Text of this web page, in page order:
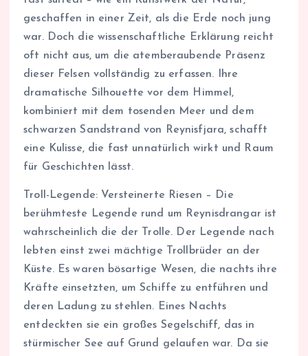
geschaffen in einer Zeit, als die Erde noch jung
war. Doch die wissenschaftliche Erklärung reicht
oft nicht aus, um die atemberaubende Präsenz
dieser Felsen vollständig zu erfassen. Ihre
dramatische Silhouette vor dem Himmel,
kombiniert mit dem tosenden Meer und dem
schwarzen Sandstrand von Reynisfjara, schafft
eine Kulisse, die fast unnatürlich wirkt und Raum
für Geschichten lässt.
Troll-Legende: Versteinerte Riesen – Die
berühmteste Legende rund um Reynisdrangar ist
wahrscheinlich die der Trolle. Der Legende nach
lebten einst zwei mächtige Trollbrüder an der
Küste. Es waren bösartige Wesen, die nachts ihre
Kräfte einsetzten, um Schiffe zu entführen und
deren Ladung zu stehlen. Eines Nachts
entdeckten sie ein großes Segelschiff, das in
stürmischer See auf Grund gelaufen war. Da sie